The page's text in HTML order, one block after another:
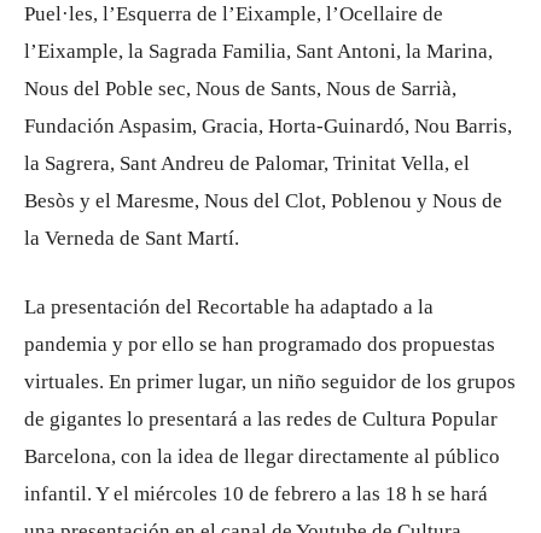
Puel·les, l’Esquerra de l’Eixample, l’Ocellaire de
l’Eixample, la Sagrada Familia, Sant Antoni, la Marina,
Nous del Poble sec, Nous de Sants, Nous de Sarrià,
Fundación Aspasim, Gracia, Horta-Guinardó, Nou Barris,
la Sagrera, Sant Andreu de Palomar, Trinitat Vella, el
Besòs y el Maresme, Nous del Clot, Poblenou y Nous de
la Verneda de Sant Martí.
La presentación del Recortable ha adaptado a la
pandemia y por ello se han programado dos propuestas
virtuales. En primer lugar, un niño seguidor de los grupos
de gigantes lo presentará a las redes de Cultura Popular
Barcelona, con la idea de llegar directamente al público
infantil. Y el miércoles 10 de febrero a las 18 h se hará